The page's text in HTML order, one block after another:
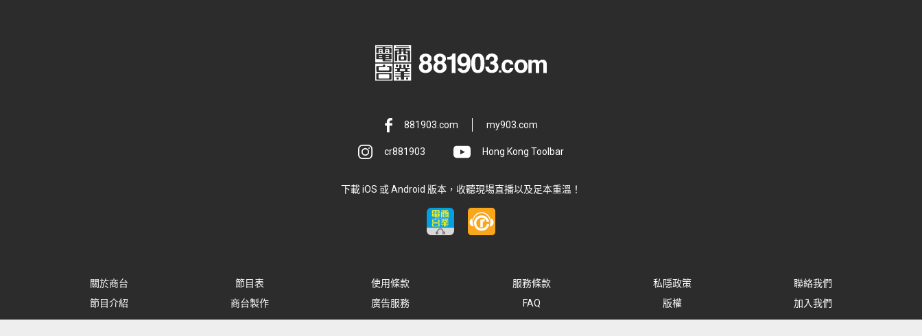
881903.com my903.com
cr881903 Hong Kong Toolbar
下載 iOS 或 Android 版本，收聽現場直播以及足本重溫！
關於商台 節目表 使用條款 服務條款 私隱政策
聯絡我們
節目介紹
商台製作 廣告服務 FAQ 版權 加入我們